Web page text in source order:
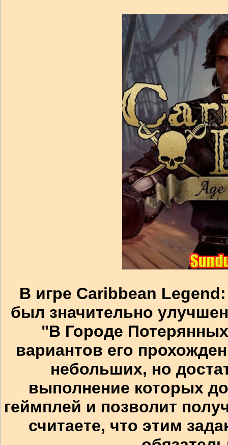
В игре Caribbean
был значительно
"В Городе
вариантов его
небольших, но
выполнение которых
геймплей и позволит
считаете, что этим